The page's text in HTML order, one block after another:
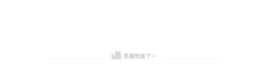
覆盖，让你轻松避坑，安心